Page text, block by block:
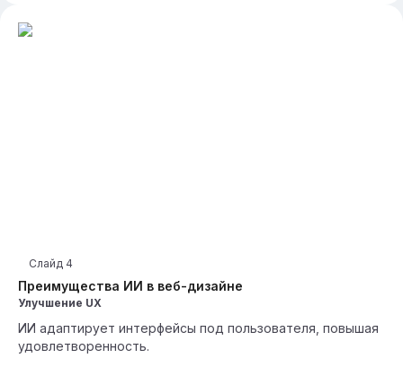
Преимущества ИИ в веб-дизайне
Слайд 4
Улучшение UX
ИИ адаптирует интерфейсы под пользователя, повышая
удовлетворенность.